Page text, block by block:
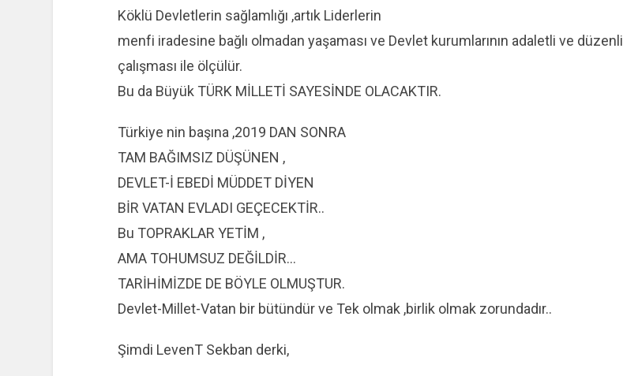
Köklü Devletlerin sağlamlığı ,artık Liderlerin
menfi iradesine bağlı olmadan yaşaması ve Devlet kurumlarının adaletli ve düzenli
çalışması ile ölçülür.
Bu da Büyük TÜRK MİLLETİ SAYESİNDE OLACAKTIR.
Türkiye nin başına ,2019 DAN SONRA
TAM BAĞIMSIZ DÜŞÜNEN ,
DEVLET-İ EBEDİ MÜDDET DİYEN
BİR VATAN EVLADI GEÇECEKTİR..
Bu TOPRAKLAR YETİM ,
AMA TOHUMSUZ DEĞİLDİR…
TARİHİMİZDE DE BÖYLE OLMUŞTUR.
Devlet-Millet-Vatan bir bütündür ve Tek olmak ,birlik olmak zorundadır..
Şimdi LevenT Sekban derki,